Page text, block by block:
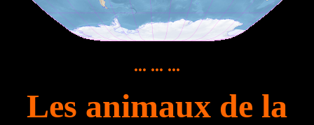
... ... ...
Les animaux de la